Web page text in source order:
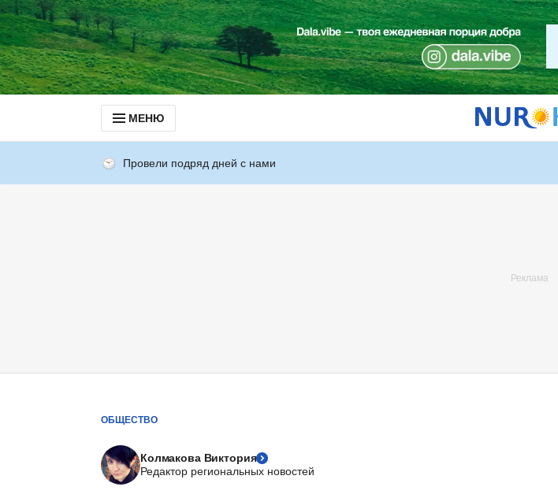
МЕНЮ
Провели подряд дней с нами
ОБЩЕСТВО
Колмакова Виктория
Редактор региональных новостей